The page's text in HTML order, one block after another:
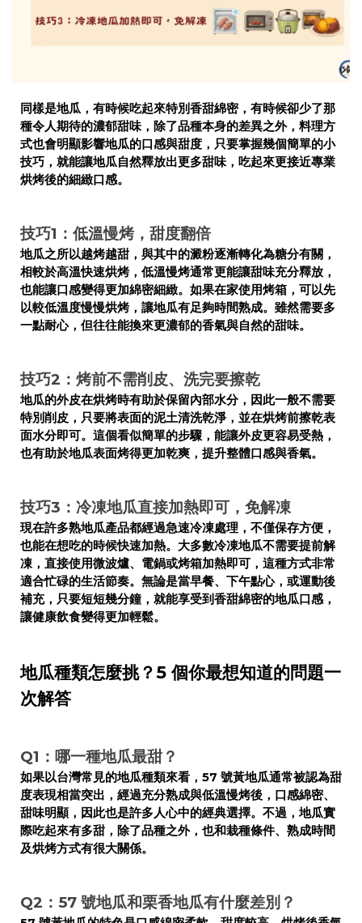
同樣是地瓜，有時候吃起來特別香甜綿密，有時候卻少了那
種令人期待的濃郁甜味，除了品種本身的差異之外，料理方
式也會明顯影響地瓜的口感與甜度，只要掌握幾個簡單的小
技巧，就能讓地瓜自然釋放出更多甜味，吃起來更接近專業
烘烤後的細緻口感。
技巧1：低溫慢烤，甜度翻倍
地瓜之所以越烤越甜，與其中的澱粉逐漸轉化為糖分有關，
相較於高溫快速烘烤，低溫慢烤通常更能讓甜味充分釋放，
也能讓口感變得更加綿密細緻。如果在家使用烤箱，可以先
以較低溫度慢慢烘烤，讓地瓜有足夠時間熟成。雖然需要多
一點耐心，但往往能換來更濃郁的香氣與自然的甜味。
技巧2：烤前不需削皮、洗完要擦乾
地瓜的外皮在烘烤時有助於保留內部水分，因此一般不需要
特別削皮，只要將表面的泥土清洗乾淨，並在烘烤前擦乾表
面水分即可。這個看似簡單的步驟，能讓外皮更容易受熱，
也有助於地瓜表面烤得更加乾爽，提升整體口感與香氣。
技巧3：冷凍地瓜直接加熱即可，免解凍
現在許多熟地瓜產品都經過急速冷凍處理，不僅保存方便，
也能在想吃的時候快速加熱。大多數冷凍地瓜不需要提前解
凍，直接使用微波爐、電鍋或烤箱加熱即可，這種方式非常
適合忙碌的生活節奏。無論是當早餐、下午點心，或運動後
補充，只要短短幾分鐘，就能享受到香甜綿密的地瓜口感，
讓健康飲食變得更加輕鬆。
地瓜種類怎麼挑？5 個你最想知道的問題一
次解答
Q1：哪一種地瓜最甜？
如果以台灣常見的地瓜種類來看，57 號黃地瓜通常被認為甜
度表現相當突出，經過充分熟成與低溫慢烤後，口感綿密、
甜味明顯，因此也是許多人心中的經典選擇。不過，地瓜實
際吃起來有多甜，除了品種之外，也和栽種條件、熟成時間
及烘烤方式有很大關係。
Q2：57 號地瓜和栗香地瓜有什麼差別？